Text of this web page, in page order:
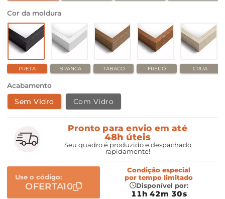
Cor da moldura
PRETA BRANCA TABACO FREIJÓ CRUA
Acabamento
Sem Vidro Com Vidro
Pronto para envio em até
48h úteis
Seu quadro é produzido e despachado
rapidamente!
Use o código:
OFERTA10
Condição especial
por tempo limitado
Disponível por:
11h 42m 29s